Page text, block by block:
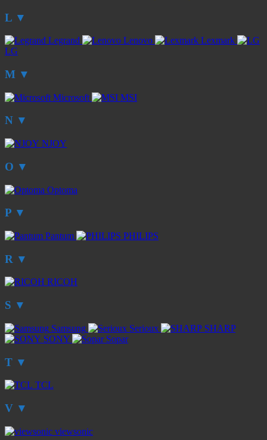
L ▼
Legrand Lenovo
Lexmark
LG
M ▼
Microsoft MSI
N ▼
NJOY
O ▼
Optoma
P ▼
Pantum PHILIPS
R ▼
RICOH
S ▼
Samsung Serioux
SHARP
SONY
Sopar
T ▼
TCL
V ▼
viewsonic